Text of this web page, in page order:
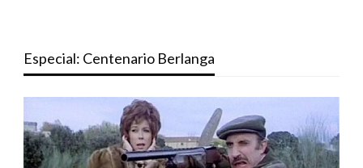
Especial: Centenario Berlanga